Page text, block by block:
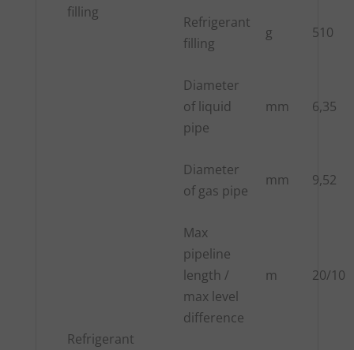
filling
Refrigerant
filling
g 510
Refrigerant
Diameter
of liquid
pipe
mm 6,35
Diameter
of gas pipe
mm 9,52
Max
pipeline
length /
max level
difference
m 20/10